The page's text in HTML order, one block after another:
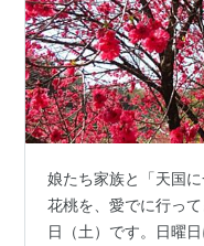
娘たち家族と「天国
花桃を、愛でに行っ
日（土）です。日曜